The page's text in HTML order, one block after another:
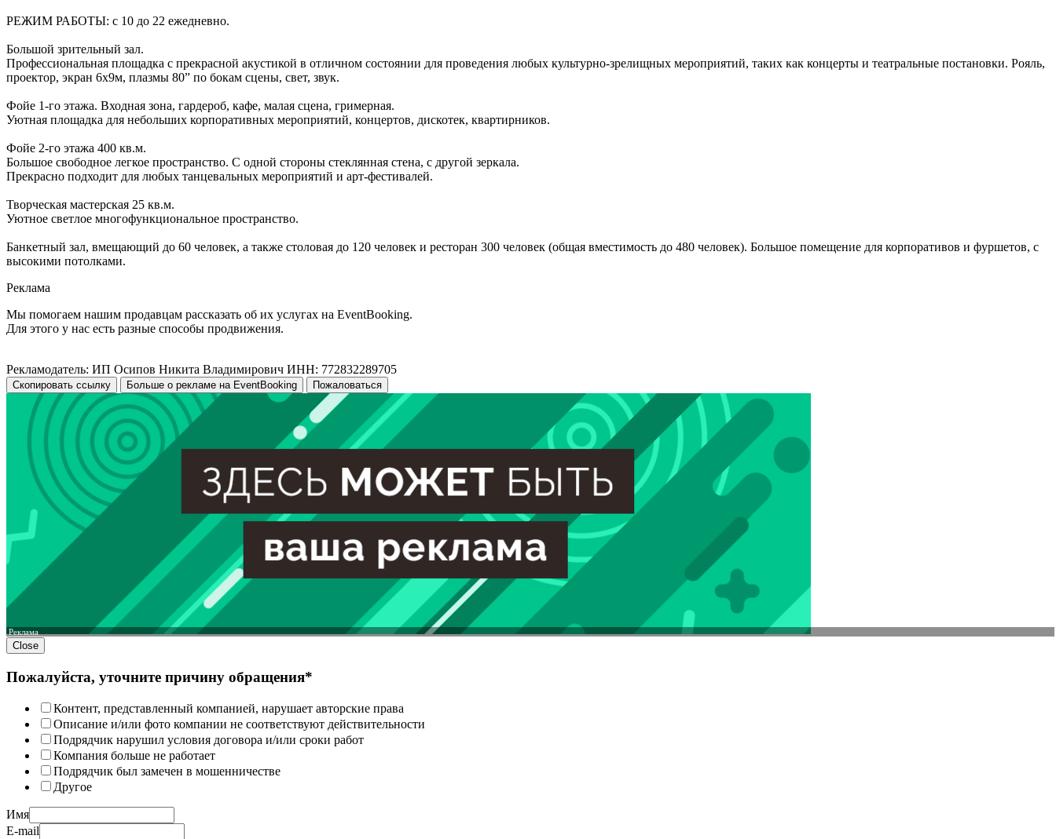
РЕЖИМ РАБОТЫ: с 10 до 22 ежедневно.
Большой зрительный зал.
Профессиональная площадка с прекрасной акустикой в отличном состоянии для проведения любых культурно-зрелищных мероприятий, таких как концерты и театральные постановки. Рояль,
проектор, экран 6х9м, плазмы 80” по бокам сцены, свет, звук.
Фойе 1-го этажа. Входная зона, гардероб, кафе, малая сцена, гримерная.
Уютная площадка для небольших корпоративных мероприятий, концертов, дискотек, квартирников.
Фойе 2-го этажа 400 кв.м.
Большое свободное легкое пространство. С одной стороны стеклянная стена, с другой зеркала.
Прекрасно подходит для любых танцевальных мероприятий и арт-фестивалей.
Творческая мастерская 25 кв.м.
Уютное светлое многофункциональное пространство.
Банкетный зал, вмещающий до 60 человек, а также столовая до 120 человек и ресторан 300 человек (общая вместимость до 480 человек). Большое помещение для корпоративов и фуршетов, с
высокими потолками.
Реклама
Мы помогаем нашим продавцам рассказать об их услугах на EventBooking.
Для этого у нас есть разные способы продвижения.
Рекламодатель: ИП Осипов Никита Владимирович ИНН: 772832289705
Скопировать ссылку Больше о рекламе на EventBooking Пожаловаться
Реклама
Close
Пожалуйста, уточните причину обращения*
Контент, представленный компанией, нарушает авторские права
Описание и/или фото компании не соответствуют действительности
Подрядчик нарушил условия договора и/или сроки работ
Компания больше не работает
Подрядчик был замечен в мошенничестве
Другое
Имя
E-mail